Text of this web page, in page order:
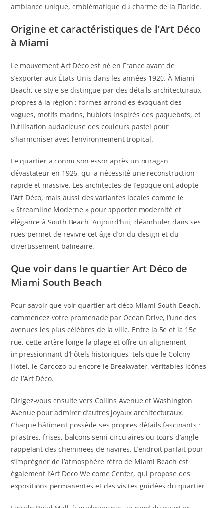
ambiance unique, emblématique du charme de la Floride.
Origine et caractéristiques de l’Art Déco
à Miami
Le mouvement Art Déco est né en France avant de
s’exporter aux États-Unis dans les années 1920. À Miami
Beach, ce style se distingue par des détails architecturaux
propres à la région : formes arrondies évoquant des
vagues, motifs marins, hublots inspirés des paquebots, et
l’utilisation audacieuse des couleurs pastel pour
s’harmoniser avec l’environnement tropical.
Le quartier a connu son essor après un ouragan
dévastateur en 1926, qui a nécessité une reconstruction
rapide et massive. Les architectes de l’époque ont adopté
l’Art Déco, mais aussi des variantes locales comme le
« Streamline Moderne » pour apporter modernité et
élégance à South Beach. Aujourd’hui, déambuler dans ses
rues permet de revivre cet âge d’or du design et du
divertissement balnéaire.
Que voir dans le quartier Art Déco de
Miami South Beach
Pour savoir que voir quartier art déco Miami South Beach,
commencez votre promenade par Ocean Drive, l’une des
avenues les plus célèbres de la ville. Entre la 5e et la 15e
rue, cette artère longe la plage et offre un alignement
impressionnant d’hôtels historiques, tels que le Colony
Hotel, le Cardozo ou encore le Breakwater, véritables icônes
de l’Art Déco.
Dirigez-vous ensuite vers Collins Avenue et Washington
Avenue pour admirer d’autres joyaux architecturaux.
Chaque bâtiment possède ses propres détails fascinants :
pilastres, frises, balcons semi-circulaires ou tours d’angle
rappelant des cheminées de navires. L’endroit parfait pour
s’imprégner de l’atmosphère rétro de Miami Beach est
également l’Art Deco Welcome Center, qui propose des
expositions permanentes et des visites guidées du quartier.